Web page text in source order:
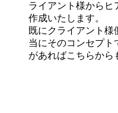
ライアント様からヒ
作成いたします。
既にクライアント
当にそのコンセプト
があればこちらから